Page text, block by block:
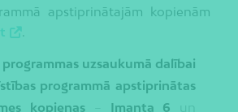
apstiprinātajām kopienām
.
uzsaukumā dalībai
programmā apstiprinātas
kopienas
Imanta 6